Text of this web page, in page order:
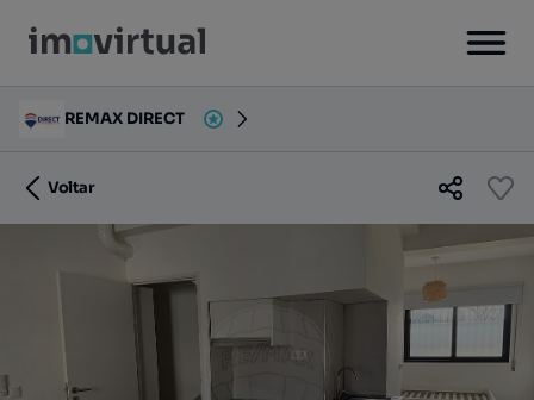
REMAX DIRECT
Voltar